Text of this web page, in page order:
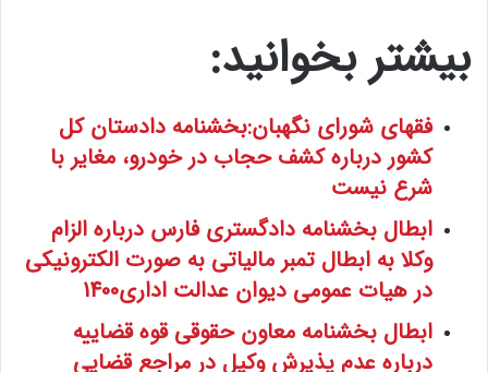
بیشتر بخوانید:
فقهای شورای نگهبان:بخشنامه دادستان کل
کشور درباره کشف حجاب در خودرو، مغایر با
شرع نیست
ابطال بخشنامه دادگستری فارس درباره الزام
وکلا به ابطال تمبر مالیاتی به صورت الکترونیکی
در هیات عمومی دیوان عدالت اداری1400
ابطال بخشنامه معاون حقوقی قوه قضاییه
درباره عدم‌ پذیرش وکیل در مراجع قضایی